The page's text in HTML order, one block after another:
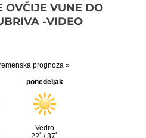
OVČIJE VUNE DO
-VIDEO